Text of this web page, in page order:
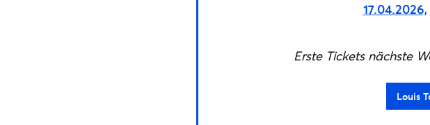
17.04.2026,
Erste Tickets nächste
Louis